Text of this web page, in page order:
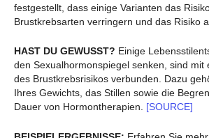
festgestellt, dass einige Varianten das
Brustkrebsarten verringern und das Risiko
HAST DU GEWUSST? Einige
den Sexualhormonspiegel senken, sind mit
des Brustkrebsrisikos verbunden. Dazu
Ihres Gewichts, das Stillen sowie die
Dauer von Hormontherapien. [SOURCE]